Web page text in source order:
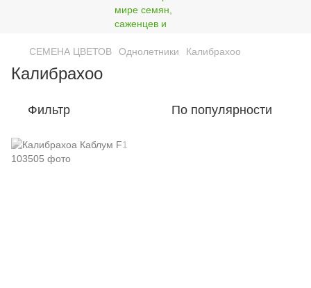
СЕМЕНА ЦВЕТОВ Однолетники Калибрахоо
Калибрахоо
Фильтр По популярности